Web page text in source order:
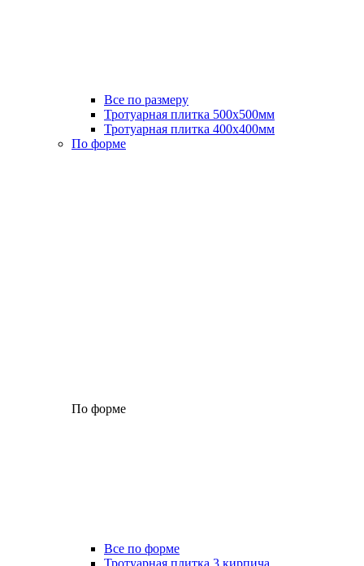
Все по размеру
Тротуарная плитка 500x500мм
Тротуарная плитка 400x400мм
По форме
По форме
Все по форме
Тротуарная плитка 3 кирпича